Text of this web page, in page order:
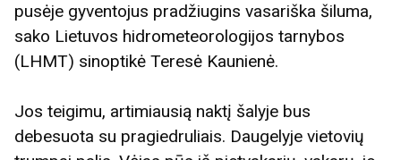
pusėje gyventojus pradžiugins vasariška šiluma,
sako Lietuvos hidrometeorologijos tarnybos
(LHMT) sinoptikė Teresė Kaunienė.
Jos teigimu, artimiausią naktį šalyje bus
debesuota su pragiedruliais. Daugelyje vietovių